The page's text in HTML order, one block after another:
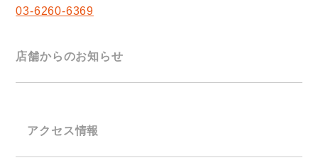
03-6260-6369
店舗からのお知らせ
アクセス情報